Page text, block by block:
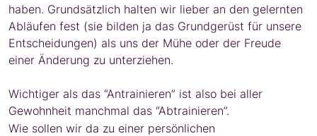
haben. Grundsätzlich halten wir lieber an den gelernten
Abläufen fest (sie bilden ja das Grundgerüst für unsere
Entscheidungen) als uns der Mühe oder der Freude
einer Änderung zu unterziehen.
Wichtiger als das “Antrainieren” ist also bei aller
Gewohnheit manchmal das “Abtrainieren”.
Wie sollen wir da zu einer persönlichen